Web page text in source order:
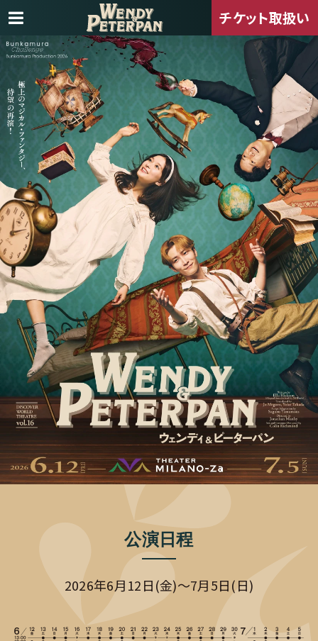
チケット取扱い
公演日程
2026年6月12日(金)～7月5日(日)